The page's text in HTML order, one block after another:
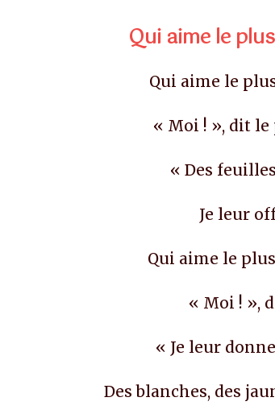
Qui aime le
Qui aime le
« Moi ! », dit
« Des
Je leur
Qui aime le
« Moi ! »,
« Je leur
Des blanches, des